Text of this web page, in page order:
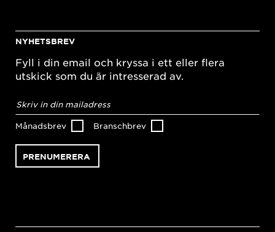
NYHETSBREV
Fyll i din email och kryssa i ett eller flera
utskick som du är intresserad av.
postadress*
Månadsbrev Branschbrev